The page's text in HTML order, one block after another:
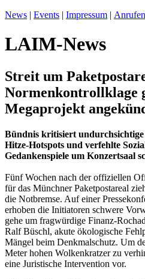
News | Events | Impressum | Anrufen
LAIM-News
Streit um
Normenkontrollklage
Megaprojekt
Bündnis kritisiert undurchsichtige
Hitze-Hotspots und verfehlte
Gedankenspiele um Konzertsaal
Fünf Wochen nach der offiziellen
für das Münchner Paketpostareal
die Notbremse. Auf einer
erhoben die Initiatoren schwere
gehe um fragwürdige Finanz-
Ralf Büschl, akute ökologische
Mängel beim Denkmalschutz. Um
Meter hohen Wolkenkratzer zu
eine Juristische Intervention vor.